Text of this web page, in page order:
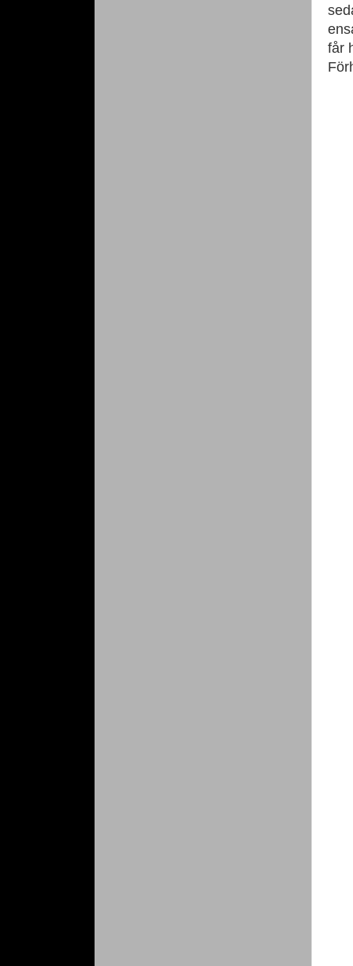
får